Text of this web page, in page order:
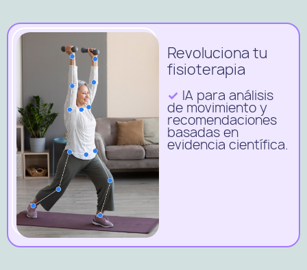
Revoluciona tu
fisioterapia
✓ IA para análisis
de movimiento y
recomendaciones
basadas en
evidencia científica.